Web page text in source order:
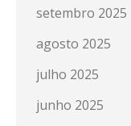
setembro 2025
agosto 2025
julho 2025
junho 2025